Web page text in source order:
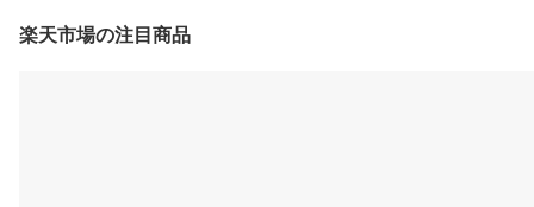
楽天市場の注目商品